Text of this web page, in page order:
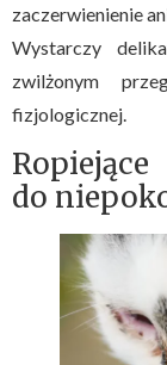
zaczerwienienie
Wystarczy
zwilżonym
fizjologicznej.
do